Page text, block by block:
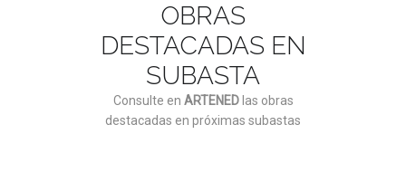
OBRAS
DESTACADAS EN
SUBASTA
Consulte en ARTENEDlas obras
destacadas en próximas subastas